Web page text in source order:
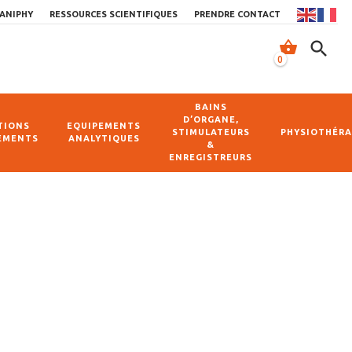
0
shopping_basket search
RESSOURCES SCIENTIFIQUES PRENDRE CONTACT
EQUIPEMENTS
ANALYTIQUES
BAINS
D’ORGANE,
STIMULATEURS
&
ENREGISTREURS